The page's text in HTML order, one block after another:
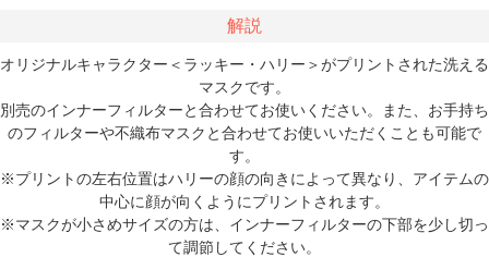
解説
オリジナルキャラクター＜ラッキー・ハリー＞がプリントされた洗える
マスクです。
別売のインナーフィルターと合わせてお使いください。また、お手持ち
のフィルターや不織布マスクと合わせてお使いいただくことも可能で
す。
※プリントの左右位置はハリーの顔の向きによって異なり、アイテムの
中心に顔が向くようにプリントされます。
※マスクが小さめサイズの方は、インナーフィルターの下部を少し切っ
て調節してください。